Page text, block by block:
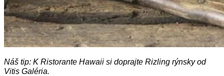
Náš tip: K Ristorante Hawaii si doprajte Rizling rýnsky od
Vitis Galéria.